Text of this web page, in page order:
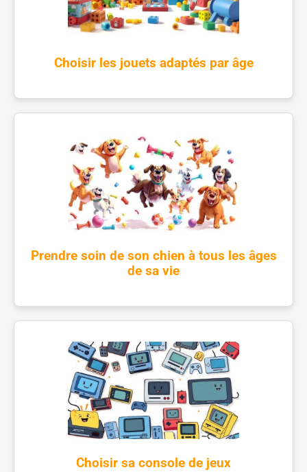
Choisir les jouets adaptés par âge
Prendre soin de son chien à tous les âges
de sa vie
Choisir sa console de jeux